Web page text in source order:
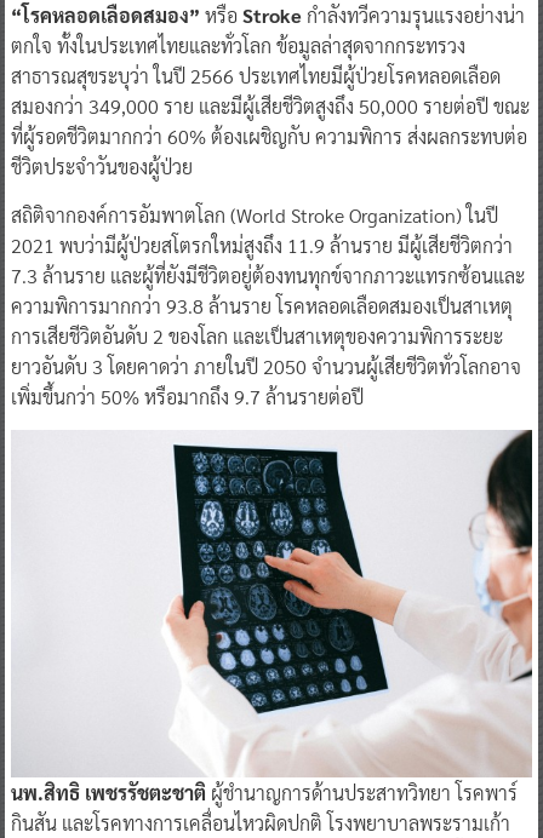
“โรคหลอดเลือดสมอง” หรือ Strokeกำลังทวีความรุนแรงอย่างน่า
ตกใจ ทั้งในประเทศไทยและทั่วโลก ข้อมูลล่าสุดจากกระทรวง
สาธารณสุขระบุว่า ในปี 2566 ประเทศไทยมีผู้ป่วยโรคหลอดเลือด
สมองกว่า 349,000 ราย และมีผู้เสียชีวิตสูงถึง 50,000 รายต่อปี ขณะ
ที่ผู้รอดชีวิตมากกว่า 60% ต้องเผชิญกับ ความพิการ ส่งผลกระทบต่อ
ชีวิตประจำวันของผู้ป่วย
สถิติจากองค์การอัมพาตโลก (World Stroke Organization) ในปี
2021 พบว่ามีผู้ป่วยสโตรกใหม่สูงถึง 11.9 ล้านราย มีผู้เสียชีวิตกว่า
7.3 ล้านราย และผู้ที่ยังมีชีวิตอยู่ต้องทนทุกข์จากภาวะแทรกซ้อนและ
ความพิการมากกว่า 93.8 ล้านราย โรคหลอดเลือดสมองเป็นสาเหตุ
การเสียชีวิตอันดับ 2 ของโลก และเป็นสาเหตุของความพิการระยะ
ยาวอันดับ 3 โดยคาดว่า ภายในปี 2050 จำนวนผู้เสียชีวิตทั่วโลกอาจ
เพิ่มขึ้นกว่า 50% หรือมากถึง 9.7 ล้านรายต่อปี
นพ.สิทธิ เพชรรัชตะชาติ ผู้ชำนาญการด้านประสาทวิทยา โรคพาร์
กินสัน และโรคทางการเคลื่อนไหวผิดปกติ โรงพยาบาลพระรามเก้า